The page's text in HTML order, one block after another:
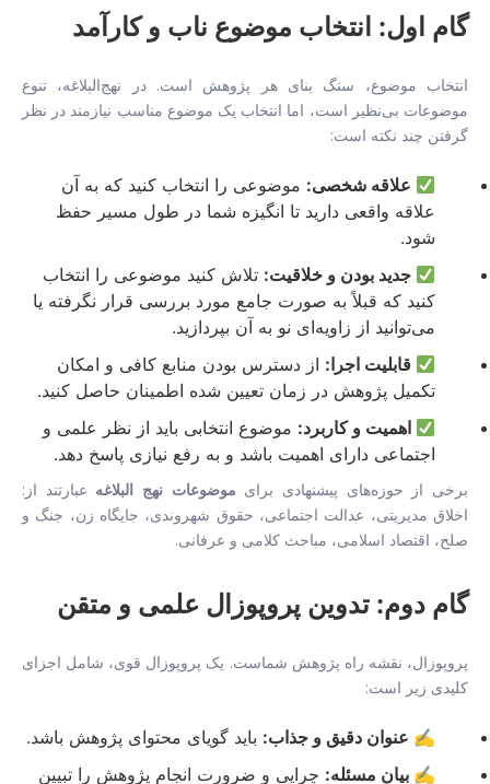
گام اول: انتخاب موضوع ناب و کارآمد
انتخاب موضوع، سنگ بنای هر پژوهش است. در نهج‌البلاغه، تنوع
موضوعات بی‌نظیر است، اما انتخاب یک موضوع مناسب نیازمند در نظر
گرفتن چند نکته است:
علاقه شخصی: موضوعی را انتخاب کنید که به آن
علاقه واقعی دارید تا انگیزه شما در طول مسیر حفظ
شود.
جدید بودن و خلاقیت: تلاش کنید موضوعی را انتخاب
کنید که قبلاً به صورت جامع مورد بررسی قرار نگرفته یا
می‌توانید از زاویه‌ای نو به آن بپردازید.
قابلیت اجرا: از دسترس بودن منابع کافی و امکان
تکمیل پژوهش در زمان تعیین شده اطمینان حاصل کنید.
اهمیت و کاربرد: موضوع انتخابی باید از نظر علمی و
اجتماعی دارای اهمیت باشد و به رفع نیازی پاسخ دهد.
برخی از حوزه‌های پیشنهادی برای موضوعات نهج البلاغه عبارتند از:
اخلاق مدیریتی، عدالت اجتماعی، حقوق شهروندی، جایگاه زن، جنگ و
صلح، اقتصاد اسلامی، مباحث کلامی و عرفانی.
گام دوم: تدوین پروپوزال علمی و متقن
پروپوزال، نقشه راه پژوهش شماست. یک پروپوزال قوی، شامل اجزای
کلیدی زیر است:
✍️ عنوان دقیق و جذاب: باید گویای محتوای پژوهش باشد.
✍️ بیان مسئله: چرایی و ضرورت انجام پژوهش را تبیین